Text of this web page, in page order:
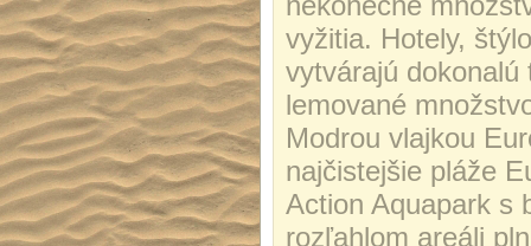
vyžitia. Hotely,
vytvárajú
lemované
Modrou vlajkou
najčistejšie pláže
Action Aquapark s
rozľahlom areáli